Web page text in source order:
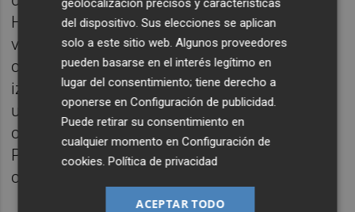
Hansle Parchment. El valenciano ataca la
valla con la pierna derecha y, en la calle
contigua, el jamaicano lo hacía con la
izquierda. Cada diez metros sus cuerpos se
unían, un ligero roce, la incertidumbre de un
choque, pero no hubo problemas y
Parchment se llevó el triunfo con tres
centésimas de ventaja.
del dispositivo. Sus elecciones se aplican
solo a este sitio web. Algunos proveedores
pueden basarse en el interés legítimo en
lugar del consentimiento; tiene derecho a
oponerse enConfiguración de publicidad
Puede retirar su consentimiento en
cualquier momento enConfiguración de
cookies .Política de privacidad
ACEPTAR TODO